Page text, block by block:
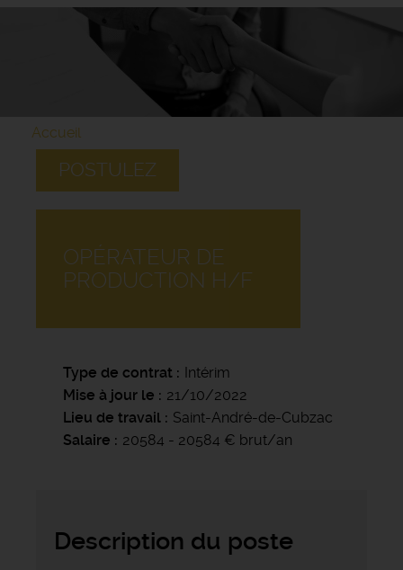
Accueil
POSTULEZ
OPÉRATEUR DE
PRODUCTION H/F
Type de contrat
Intérim
Mise à jour le
21/10/2022
Lieu de travail
Saint-André-de-Cubzac
Salaire
20584 - 20584 € brut/an
Description du poste